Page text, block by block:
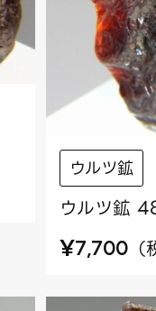
ウルツ鉱
ウルツ鉱
¥7,700 （